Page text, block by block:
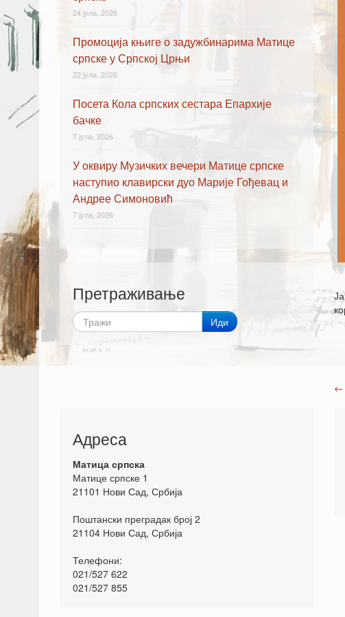
←
24 јула, 2026
Промоција књиге о задужбинарима Матице
српске у Српској Црњи
22 јула, 2026
Посета Кола српских сестара Епархије
бачке
7 јула, 2026
У оквиру Музичких вечери Матице српске
наступио клавирски дуо Марије Гођевац и
Андрее Симоновић
7 јула, 2026
Претраживање
Иди
Адреса
Матица српска
Матице српске 1
21101 Нови Сад, Србија
Поштански преградак број 2
21104 Нови Сад, Србија
Телефони:
021/527 622
021/527 855